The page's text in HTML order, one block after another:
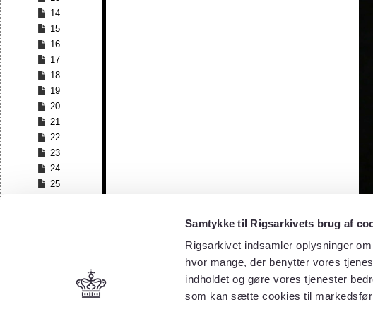
Samtykke til Rigsarkivets brug af
Rigsarkivet indsamler oplysninger
hvor mange, der benytter vores
indholdet og gøre vores tjenester
som kan sætte cookies til
14
15
16
17
18
19
20
21
22
23
24
25